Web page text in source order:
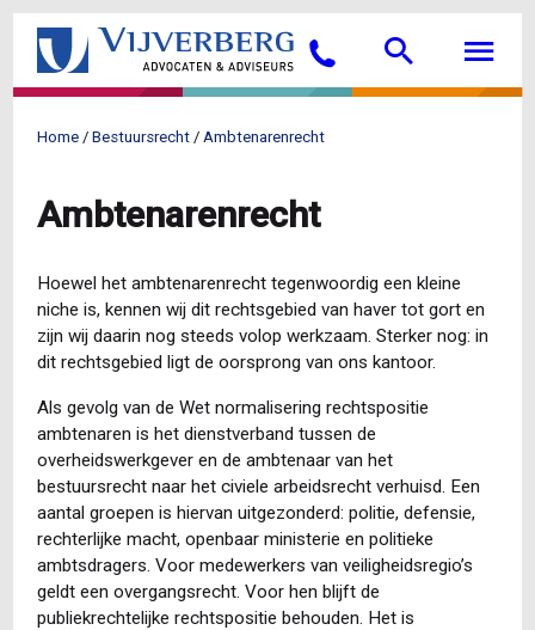
Overslaan
de
gaan
Bellen Search
Home Bestuursrecht Ambtenarenrecht
Ambtenarenrecht
Hoewel het ambtenarenrecht tegenwoordig een kleine
niche is, kennen wij dit rechtsgebied van haver tot gort en
zijn wij daarin nog steeds volop werkzaam. Sterker nog: in
dit rechtsgebied ligt de oorsprong van ons kantoor.
Als gevolg van de Wet normalisering rechtspositie
ambtenaren is het dienstverband tussen de
overheidswerkgever en de ambtenaar van het
bestuursrecht naar het civiele arbeidsrecht verhuisd. Een
aantal groepen is hiervan uitgezonderd: politie, defensie,
rechterlijke macht, openbaar ministerie en politieke
ambtsdragers. Voor medewerkers van veiligheidsregio’s
geldt een overgangsrecht. Voor hen blijft de
publiekrechtelijke rechtspositie behouden. Het is